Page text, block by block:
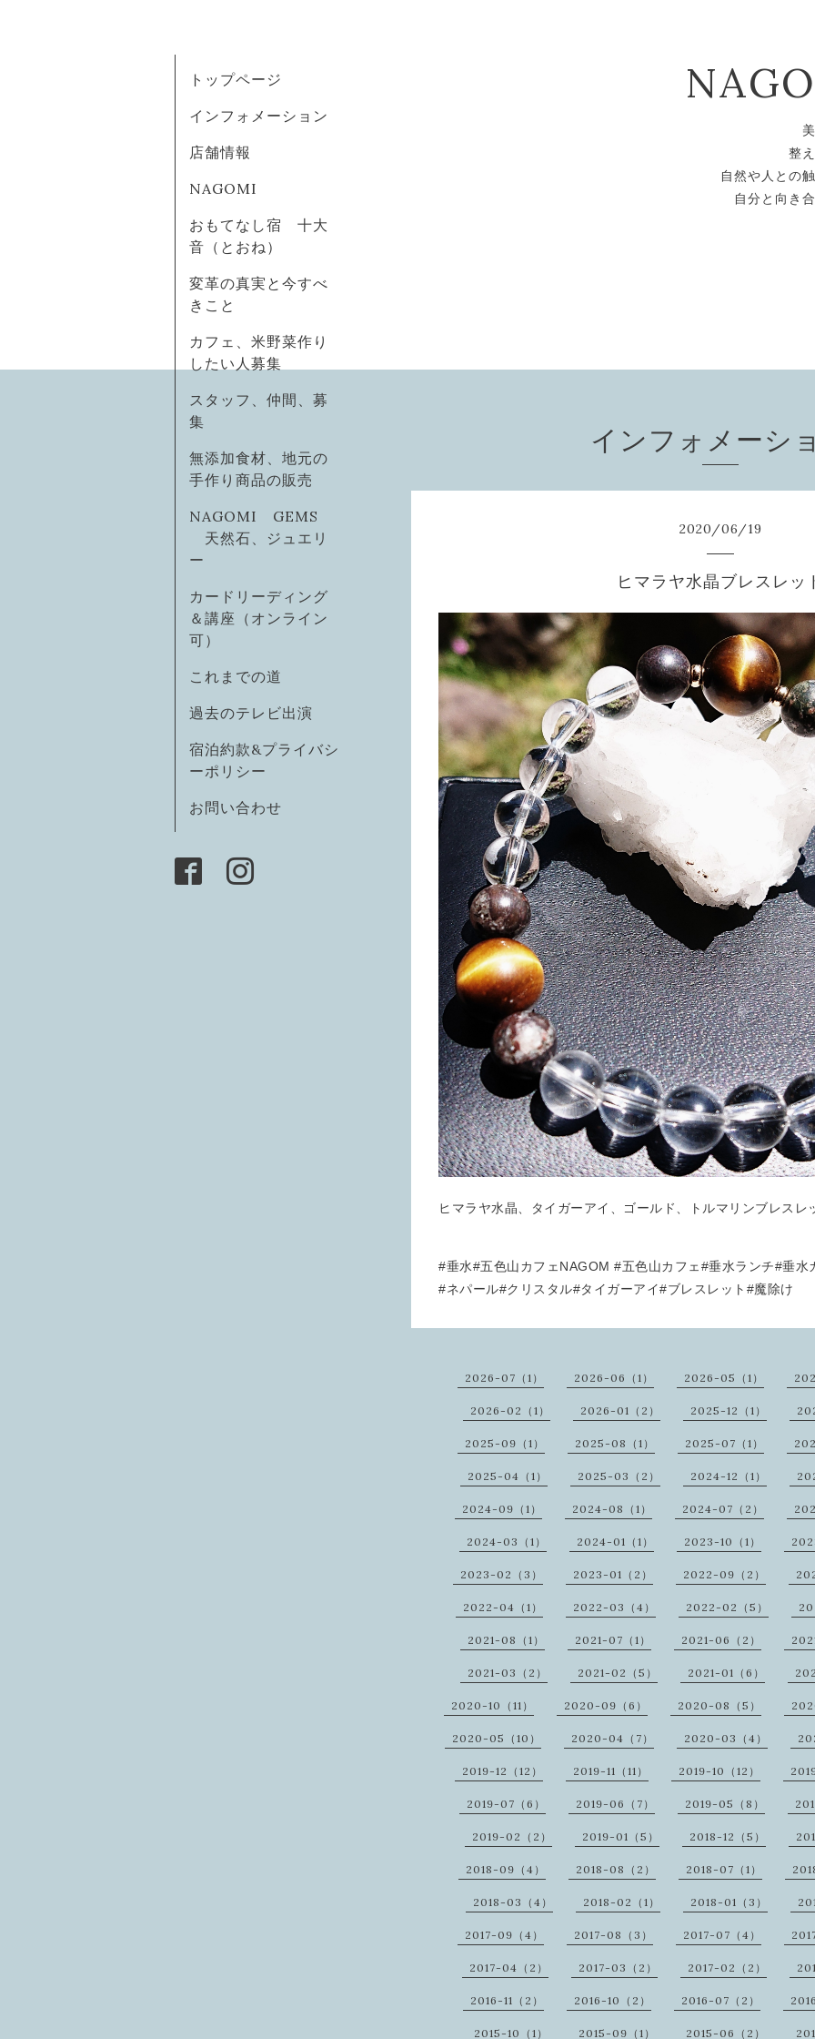
整
自然や人との
自分と向き
トップページ
インフォメーション
店舗情報
NAGOMI
おもてなし宿 十大
音（とおね）
変革の真実と今すべ
きこと
カフェ、米野菜作り
したい人募集
スタッフ、仲間、募
集
無添加食材、地元の
手作り商品の販売
NAGOMI GEMS
天然石、ジュエリ
ー
カードリーディング
＆講座（オンライン
可）
これまでの道
過去のテレビ出演
宿泊約款&プライバシ
ーポリシー
お問い合わせ
インフォメーシ
2020/06/19
ヒマラヤ水晶ブレスレッ
ヒマラヤ水晶、タイガーアイ、ゴールド、トルマリンブレスレ
#垂水#五色山カフェNAGOM #五色山カフェ#垂水ランチ#垂水
#ネパール#クリスタル#タイガーアイ#ブレスレット#魔除け
2026-07（1） 2026-06（1） 2026-05（1）
2026-02（1） 2026-01（2） 2025-12（1）
2025-09（1） 2025-08（1） 2025-07（1）
2025-04（1） 2025-03（2） 2024-12（1）
2024-09（1） 2024-08（1） 2024-07（2）
2024-03（1） 2024-01（1） 2023-10（1）
2023-02（3） 2023-01（2） 2022-09（2）
2022-04（1） 2022-03（4） 2022-02（5）
2021-08（1） 2021-07（1） 2021-06（2）
2021-03（2） 2021-02（5） 2021-01（6）
2020-10（11） 2020-09（6） 2020-08（5）
2020-05（10） 2020-04（7） 2020-03（4）
2019-12（12） 2019-11（11） 2019-10（12）
2019-07（6） 2019-06（7） 2019-05（8）
2019-02（2） 2019-01（5） 2018-12（5）
2018-09（4） 2018-08（2） 2018-07（1）
2018-03（4） 2018-02（1） 2018-01（3）
2017-09（4） 2017-08（3） 2017-07（4）
2017-04（2） 2017-03（2） 2017-02（2）
2016-11（2） 2016-10（2） 2016-07（2）
2015-10（1） 2015-09（1） 2015-06（2）